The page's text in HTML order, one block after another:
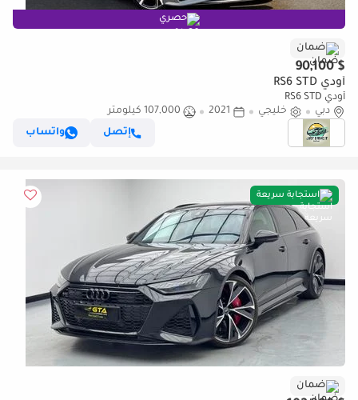
حصري
ضمان
$ 90,100
أودي RS6 STD
أودي RS6 STD
دبي
خليجي 2021
107,000 كيلومتر
إتصل
واتساب
استجابة سريعة
ضمان